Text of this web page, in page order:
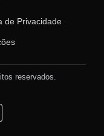
de Privacidade
reservados.